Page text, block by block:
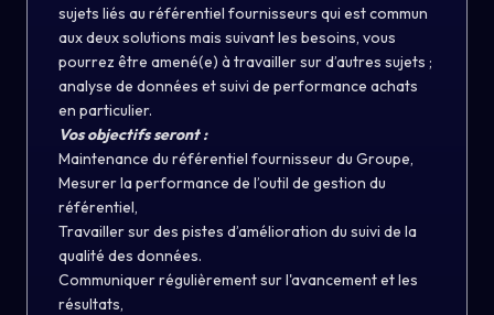
sujets liés au référentiel fournisseurs qui est commun
aux deux solutions mais suivant les besoins, vous
pourrez être amené(e) à travailler sur d’autres sujets ;
analyse de données et suivi de performance achats
en particulier.
Vos objectifs seront :
Maintenance du référentiel fournisseur du Groupe,
Mesurer la performance de l’outil de gestion du
référentiel,
Travailler sur des pistes d’amélioration du suivi de la
qualité des données.
Communiquer régulièrement sur l'avancement et les
résultats,